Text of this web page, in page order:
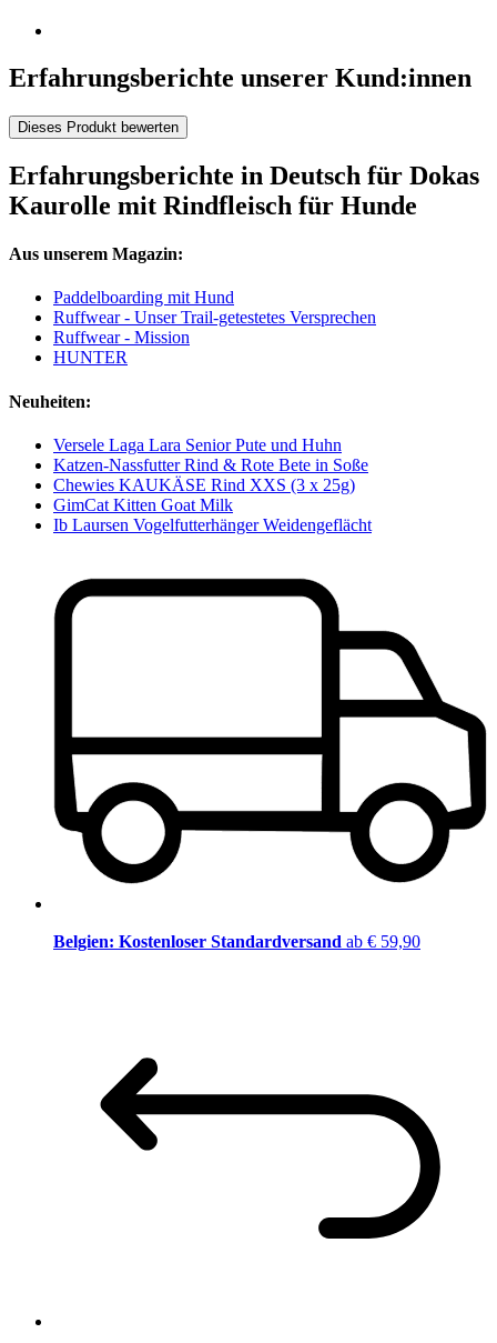
Erfahrungsberichte unserer Kund:innen
Dieses Produkt bewerten
Erfahrungsberichte in Deutsch für Dokas
Kaurolle mit Rindfleisch für Hunde
Aus unserem Magazin:
Paddelboarding mit Hund
Ruffwear - Unser Trail-getestetes Versprechen
Ruffwear - Mission
HUNTER
Neuheiten:
Versele Laga Lara Senior Pute und Huhn
Katzen-Nassfutter Rind & Rote Bete in Soße
Chewies KAUKÄSE Rind XXS (3 x 25g)
GimCat Kitten Goat Milk
Ib Laursen Vogelfutterhänger Weidengeflächt
Belgien: Kostenloser Standardversand ab € 59,90